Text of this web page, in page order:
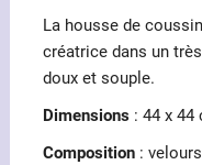
La housse de
créatrice dans un
doux et souple.
Dimensions: 44 x 44
Composition: velours